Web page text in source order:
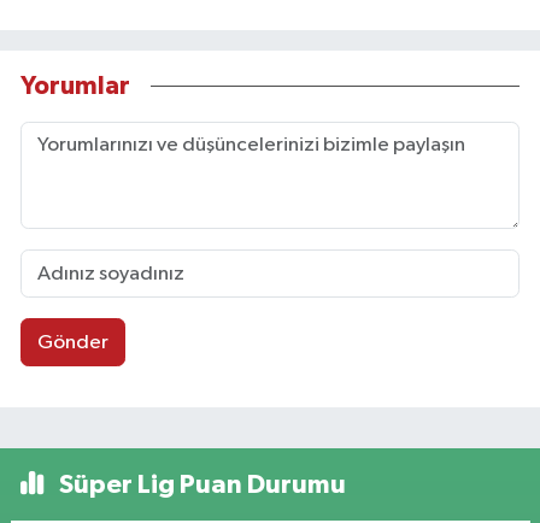
Yorumlar
Gönder
Süper Lig Puan Durumu